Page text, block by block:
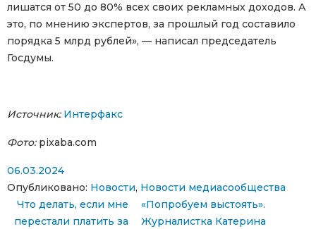
лишатся от 50 до 80% всех своих рекламных доходов. А
это, по мнению экспертов, за прошлый год составило
порядка 5 млрд рублей», — написал председатель
Госдумы.
Источник: Интерфакс
Фото:pixaba.com
06.03.2024
Опубликовано: Новости, Новости медиасообщества
Навигация по записям
Что делать, если мне
перестали платить за
«Попробуем выстоять».
Журналистка Катерина